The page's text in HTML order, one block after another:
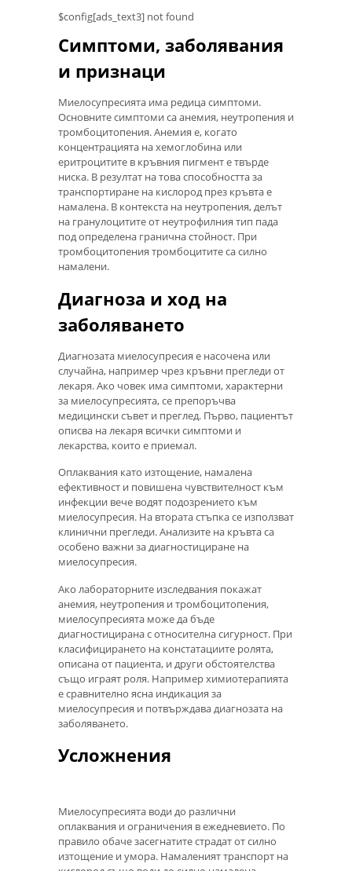
$config[ads_text3] not found
Симптоми, заболявания
и признаци
Миелосупресията има редица симптоми.
Основните симптоми са анемия, неутропения и
тромбоцитопения. Анемия е, когато
концентрацията на хемоглобина или
еритроцитите в кръвния пигмент е твърде
ниска. В резултат на това способността за
транспортиране на кислород през кръвта е
намалена. В контекста на неутропения, делът
на гранулоцитите от неутрофилния тип пада
под определена гранична стойност. При
тромбоцитопения тромбоцитите са силно
намалени.
Диагноза и ход на
заболяването
Диагнозата миелосупресия е насочена или
случайна, например чрез кръвни прегледи от
лекаря. Ако човек има симптоми, характерни
за миелосупресията, се препоръчва
медицински съвет и преглед. Първо, пациентът
описва на лекаря всички симптоми и
лекарства, които е приемал.
Оплаквания като изтощение, намалена
ефективност и повишена чувствителност към
инфекции вече водят подозрението към
миелосупресия. На втората стъпка се използват
клинични прегледи. Анализите на кръвта са
особено важни за диагностициране на
миелосупресия.
Ако лабораторните изследвания покажат
анемия, неутропения и тромбоцитопения,
миелосупресията може да бъде
диагностицирана с относителна сигурност. При
класифицирането на констатациите ролята,
описана от пациента, и други обстоятелства
също играят роля. Например химиотерапията
е сравнително ясна индикация за
миелосупресия и потвърждава диагнозата на
заболяването.
Усложнения
Миелосупресията води до различни
оплаквания и ограничения в ежедневието. По
правило обаче засегнатите страдат от силно
изтощение и умора. Намаленият транспорт на